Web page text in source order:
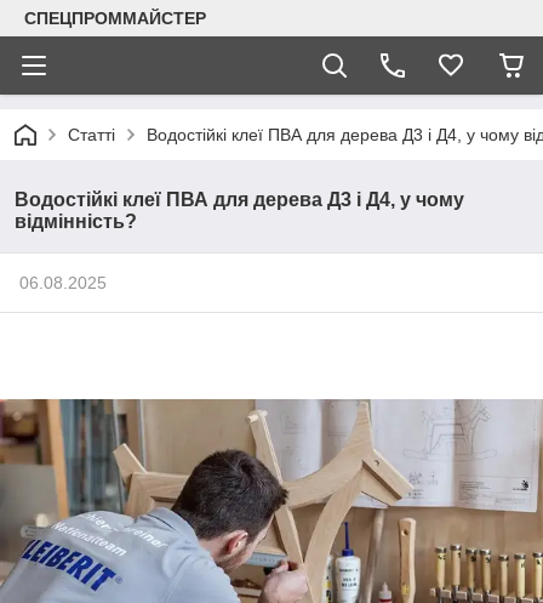
СПЕЦПРОММАЙСТЕР
Статті Водостійкі клеї ПВА для дерева Д3 і Д4, у чому
Водостійкі клеї ПВА для дерева Д3 і Д4, у чому
відмінність?
06.08.2025